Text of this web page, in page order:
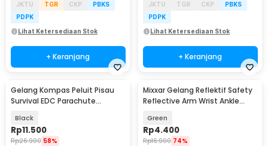
JKTU
TGR CKP
PBKS
PDPK
Lihat Ketersediaan Stok
+ Keranjang
JKTU
TGR CKP
PBKS
PDPK
Lihat Ketersediaan Stok
+ Keranjang
Gelang Kompas Peluit Pisau
Survival EDC Parachute
Black
Rp11.500
Rp26.900 58%
Mixxar Gelang Reflektif Safety
Reflective Arm Wrist Ankle
Green
Rp4.400
Rp16.900 74%